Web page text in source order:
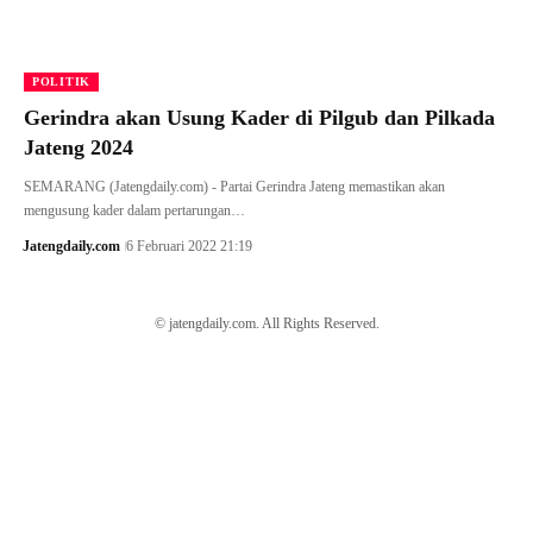
POLITIK
Gerindra akan Usung Kader di Pilgub dan Pilkada
Jateng 2024
SEMARANG (Jatengdaily.com) - Partai Gerindra Jateng memastikan akan
mengusung kader dalam pertarungan…
Jatengdaily.com 6 Februari 2022 21:19
© jatengdaily.com. All Rights Reserved.